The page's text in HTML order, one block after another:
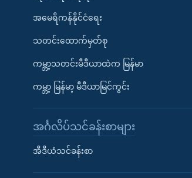
အမေရိကန်နိုင်ငံရေး
သတင်းထောက်မှတ်စု
ကမ္ဘာ့သတင်းမီဒီယာထဲက မြန်မာ
ကမ္ဘာ့ မြန်မာ့ မီဒီယာမြင်ကွင်း
အင်္ဂလိပ်သင်ခန်းစာများ
အီဒီယံသင်ခန်းစာ